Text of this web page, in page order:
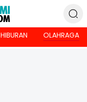
HIBURAN OLAHRAGA